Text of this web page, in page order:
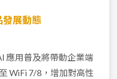
發展動態
應用普及將帶動企業端
WiFi 7/8，增加對高性